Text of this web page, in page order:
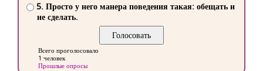
5. Просто у него манера поведения такая: обещать и
не сделать.
Всего проголосовало
1 человек
Прошлые опросы